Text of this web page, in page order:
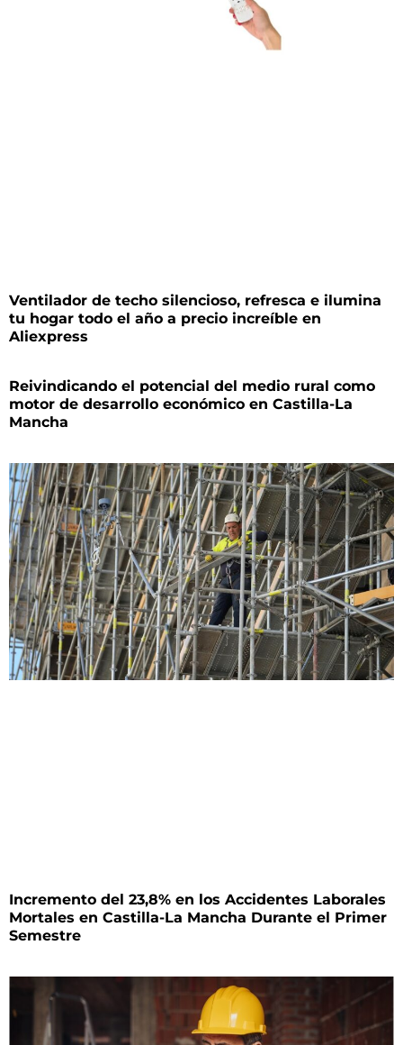
Ventilador de techo silencioso, refresca e ilumina
tu hogar todo el año a precio increíble en
Aliexpress
Reivindicando el potencial del medio rural como
motor de desarrollo económico en Castilla-La
Mancha
Incremento del 23,8% en los Accidentes Laborales
Mortales en Castilla-La Mancha Durante el Primer
Semestre